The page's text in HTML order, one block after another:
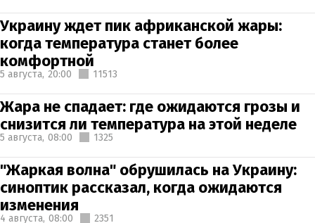
Украину ждет пик африканской жары:
когда температура станет более
комфортной
5 августа, 20:00 11513
Жара не спадает: где ожидаются грозы и
снизится ли температура на этой неделе
5 августа, 08:00 1325
"Жаркая волна" обрушилась на Украину:
синоптик рассказал, когда ожидаются
изменения
4 августа, 08:00 2351